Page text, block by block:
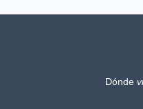
CERDEÑA Y
Dónde